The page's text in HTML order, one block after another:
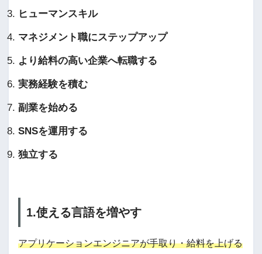
ヒューマンスキル
マネジメント職にステップアップ
より給料の高い企業へ転職する
実務経験を積む
副業を始める
SNSを運用する
独立する
1.使える言語を増やす
アプリケーションエンジニアが手取り・給料を上げる